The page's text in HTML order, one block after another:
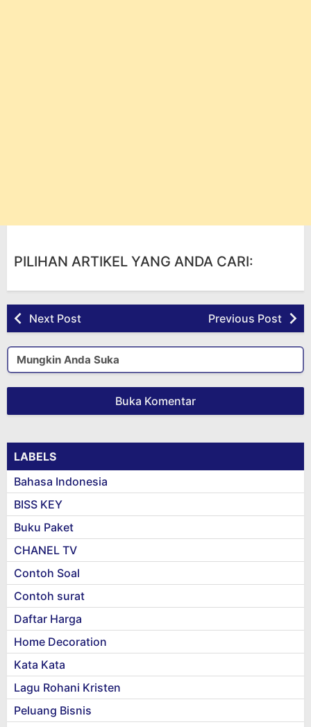
PILIHAN ARTIKEL YANG ANDA CARI:
Next Post Previous Post
Mungkin Anda Suka
Buka Komentar
LABELS
Bahasa Indonesia
BISS KEY
Buku Paket
CHANEL TV
Contoh Soal
Contoh surat
Daftar Harga
Home Decoration
Kata Kata
Lagu Rohani Kristen
Peluang Bisnis